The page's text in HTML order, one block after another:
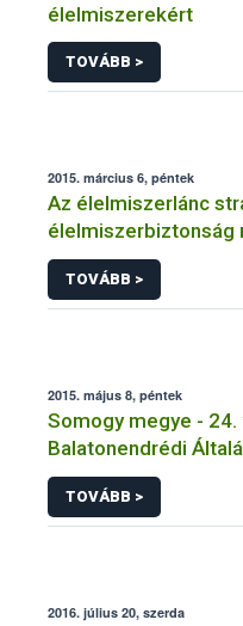
élelmiszerekért
TOVÁBB >
2015. március 6, péntek
Az élelmiszerlánc
élelmiszerbiztonság
TOVÁBB >
2015. május 8, péntek
Somogy megye -
Balatonendrédi
TOVÁBB >
2016. július 20, szerda